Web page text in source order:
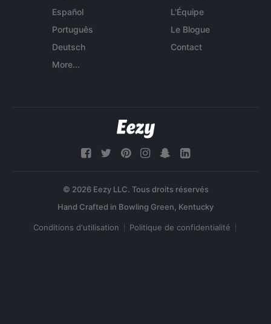
Español
Português
Deutsch
More...
L'Équipe
Le Blogue
Contact
© 2026 Eezy LLC. Tous droits réservés
Conditions d'utilisation Politique de confidentialité